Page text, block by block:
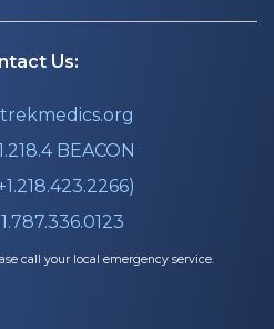
Us:
BEACON
call your local emergency service.